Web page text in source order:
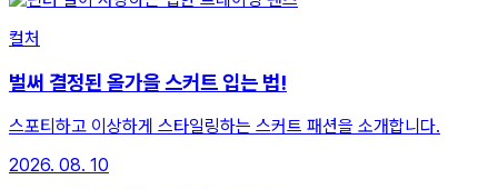
컬처
벌써 결정된 올가을 스커트 입는 법!
스포티하고 이상하게 스타일링하는 스커트 패션을 소개합니다.
2026. 08. 10